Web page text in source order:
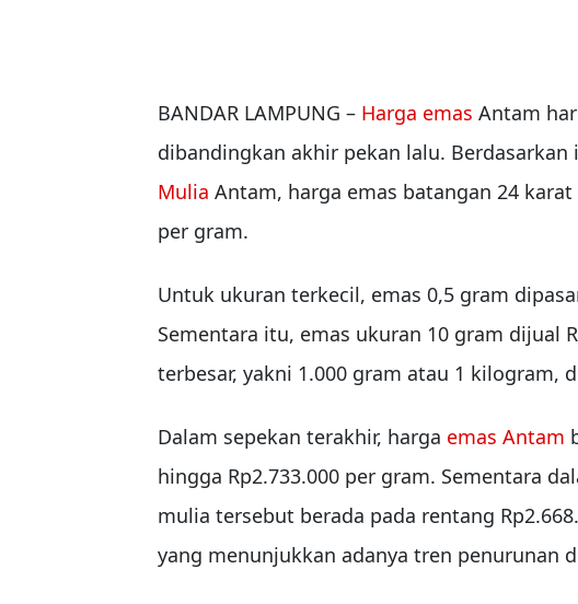
BANDAR LAMPUNG – Harga emas Antam
dibandingkan akhir pekan lalu.
Mulia Antam, harga emas batangan 24
per gram.
Untuk ukuran terkecil, emas 0,5 gram
Sementara itu, emas ukuran 10 gram dijual
terbesar, yakni 1.000 gram atau 1 kilogram,
Dalam sepekan terakhir, harga emas Antam
hingga Rp2.733.000 per gram. Sementara
mulia tersebut berada pada rentang
yang menunjukkan adanya tren penurunan